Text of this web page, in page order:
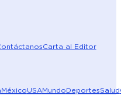
Carta al Editor
MéxicoUSAMundoDeportesSalud